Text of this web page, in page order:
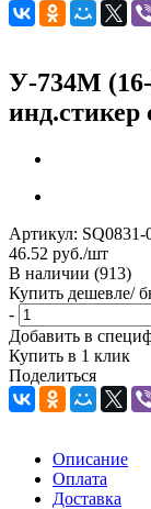
У-734М
Артикул: SQ0831-
46.52 руб./шт
В наличии (913)
Купить дешевле/
-
Добавить в
Купить в 1 клик
Поделиться
Описание
Оплата
Доставка